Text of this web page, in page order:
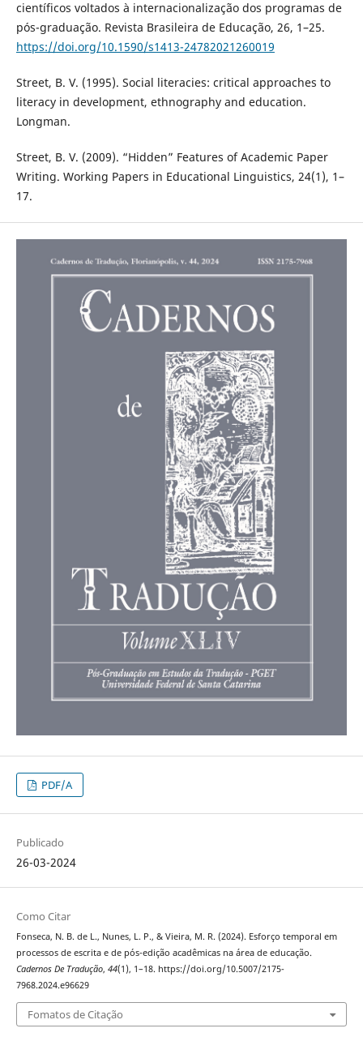
científicos voltados à internacionalização dos programas de
pós-graduação. Revista Brasileira de Educação, 26, 1–25.
https://doi.org/10.1590/s1413-24782021260019
Street, B. V. (1995). Social literacies: critical approaches to
literacy in development, ethnography and education.
Longman.
Street, B. V. (2009). “Hidden” Features of Academic Paper
Writing. Working Papers in Educational Linguistics, 24(1), 1–
17.
PDF/A
Publicado
26-03-2024
Como Citar
Fonseca, N. B. de L., Nunes, L. P., & Vieira, M. R. (2024). Esforço temporal em
processos de escrita e de pós-edição acadêmicas na área de educação.
Cadernos De Tradução, 44(1), 1–18. https://doi.org/10.5007/2175-
7968.2024.e96629
Fomatos de Citação